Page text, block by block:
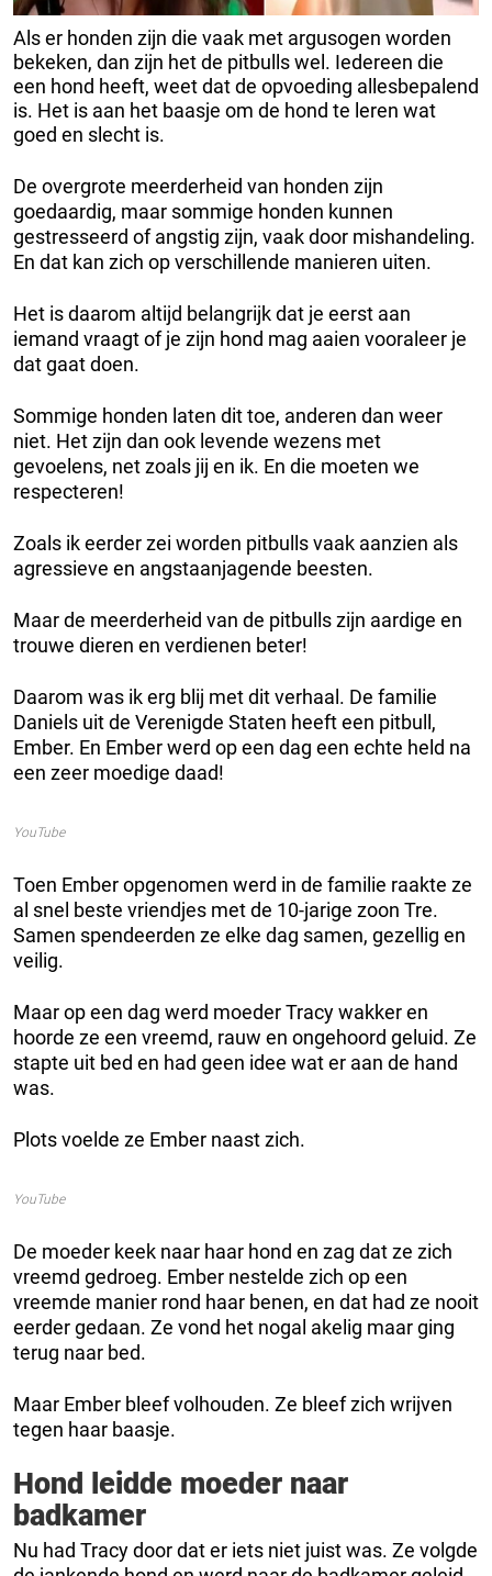
Als er honden zijn die vaak met argusogen worden
bekeken, dan zijn het de pitbulls wel. Iedereen die
een hond heeft, weet dat de opvoeding allesbepalend
is. Het is aan het baasje om de hond te leren wat
goed en slecht is.
De overgrote meerderheid van honden zijn
goedaardig, maar sommige honden kunnen
gestresseerd of angstig zijn, vaak door mishandeling.
En dat kan zich op verschillende manieren uiten.
Het is daarom altijd belangrijk dat je eerst aan
iemand vraagt of je zijn hond mag aaien vooraleer je
dat gaat doen.
Sommige honden laten dit toe, anderen dan weer
niet. Het zijn dan ook levende wezens met
gevoelens, net zoals jij en ik. En die moeten we
respecteren!
Zoals ik eerder zei worden pitbulls vaak aanzien als
agressieve en angstaanjagende beesten.
Maar de meerderheid van de pitbulls zijn aardige en
trouwe dieren en verdienen beter!
Daarom was ik erg blij met dit verhaal. De familie
Daniels uit de Verenigde Staten heeft een pitbull,
Ember. En Ember werd op een dag een echte held na
een zeer moedige daad!
YouTube
Toen Ember opgenomen werd in de familie raakte ze
al snel beste vriendjes met de 10-jarige zoon Tre.
Samen spendeerden ze elke dag samen, gezellig en
veilig.
Maar op een dag werd moeder Tracy wakker en
hoorde ze een vreemd, rauw en ongehoord geluid. Ze
stapte uit bed en had geen idee wat er aan de hand
was.
Plots voelde ze Ember naast zich.
YouTube
De moeder keek naar haar hond en zag dat ze zich
vreemd gedroeg. Ember nestelde zich op een
vreemde manier rond haar benen, en dat had ze nooit
eerder gedaan. Ze vond het nogal akelig maar ging
terug naar bed.
Maar Ember bleef volhouden. Ze bleef zich wrijven
tegen haar baasje.
Hond leidde moeder naar
badkamer
Nu had Tracy door dat er iets niet juist was. Ze volgde